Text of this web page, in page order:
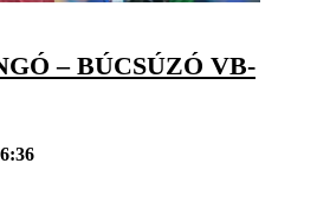
– BÚCSÚZÓ VB-